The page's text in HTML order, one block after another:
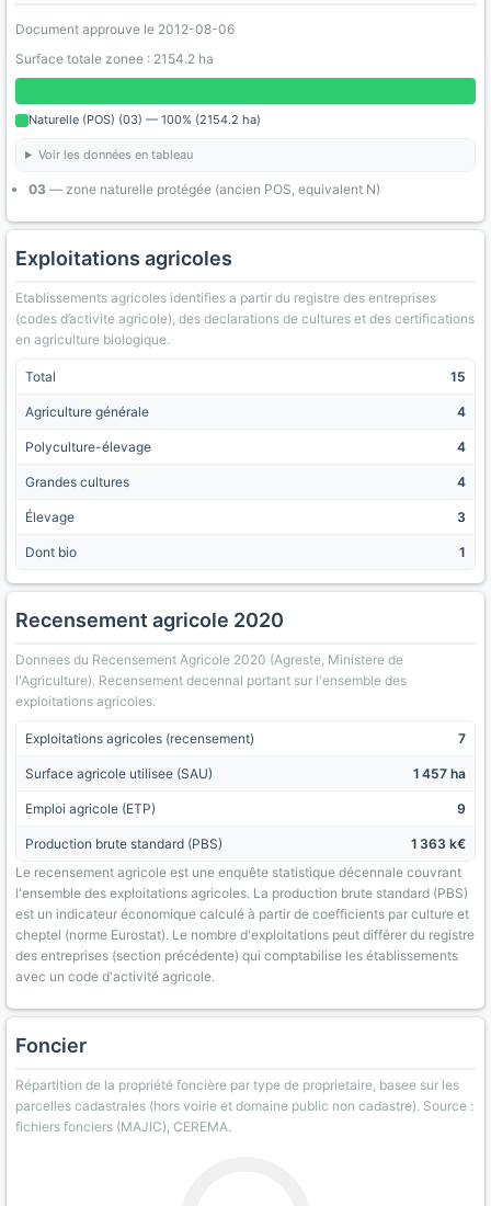
Document approuve le 2012-08-06
Surface totale zonee : 2154.2 ha
Naturelle (POS) (03) — 100% (2154.2 ha)
Voir les données en tableau
03 — zone naturelle protégée (ancien POS, equivalent N)
Exploitations agricoles
Etablissements agricoles identifies a partir du registre des entreprises
(codes d’activite agricole), des declarations de cultures et des certifications
en agriculture biologique.
Total 15
Agriculture générale 4
Polyculture-élevage 4
Grandes cultures 4
Élevage 3
Dont bio 1
Recensement agricole 2020
Donnees du Recensement Agricole 2020 (Agreste, Ministere de
l'Agriculture). Recensement decennal portant sur l'ensemble des
exploitations agricoles.
Exploitations agricoles (recensement) 7
Surface agricole utilisee (SAU) 1 457 ha
Emploi agricole (ETP) 9
Production brute standard (PBS)
1 363 k€
Le recensement agricole est une enquête statistique décennale couvrant
l'ensemble des exploitations agricoles. La production brute standard (PBS)
est un indicateur économique calculé à partir de coefficients par culture et
cheptel (norme Eurostat). Le nombre d'exploitations peut différer du registre
des entreprises (section précédente) qui comptabilise les établissements
avec un code d'activité agricole.
Foncier
Répartition de la propriété foncière par type de proprietaire, basee sur les
parcelles cadastrales (hors voirie et domaine public non cadastre). Source :
fichiers fonciers (MAJIC), CEREMA.